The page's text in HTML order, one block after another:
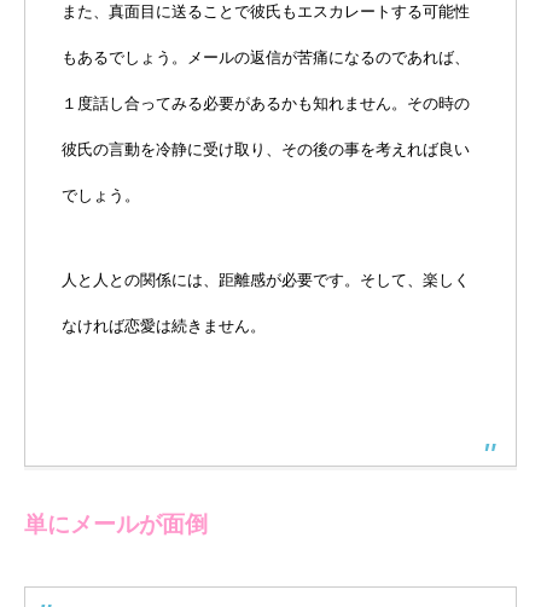
また、真面目に送ることで彼氏もエスカレートする可能性
もあるでしょう。メールの返信が苦痛になるのであれば、
１度話し合ってみる必要があるかも知れません。その時の
彼氏の言動を冷静に受け取り、その後の事を考えれば良い
でしょう。
人と人との関係には、距離感が必要です。そして、楽しく
なければ恋愛は続きません。
単にメールが面倒